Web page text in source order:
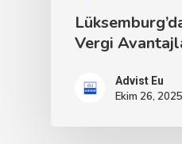
Vergi
Advist Eu
Ekim 26, 2025